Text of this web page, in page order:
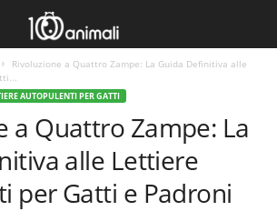
Rivoluzione a Quattro Zampe: La Guida Definitiva alle
AUTOPULENTI PER GATTI
a Quattro Zampe: La
alle Lettiere
per Gatti e Padroni